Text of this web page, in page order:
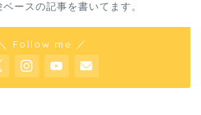
ースの記事を書いてます。
Follow me ／